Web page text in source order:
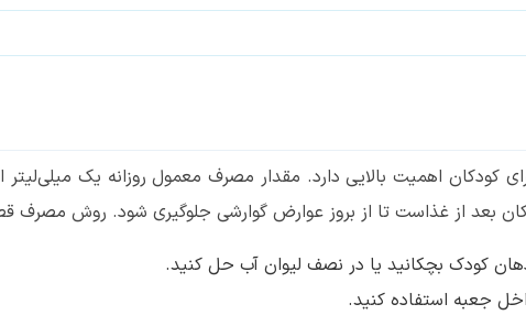
اهمیت بالایی دارد. مقدار مصرف معمول روزانه یک
بعد از غذاست تا از بروز عوارض گوارشی جلوگیری شود. روش مصرف
کودک بچکانید یا در نصف لیوان آب حل کنید.
جعبه استفاده کنید.